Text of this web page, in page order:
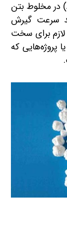
به عنوان یک شتاب دهنده (Accelerator) در مخلوط بتن
سرعت گیرش
لازم برای سخت
که